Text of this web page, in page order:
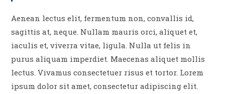
Aenean lectus elit, fermentum non, convallis id,
sagittis at, neque. Nullam mauris orci, aliquet et,
iaculis et, viverra vitae, ligula. Nulla ut felis in
purus aliquam imperdiet. Maecenas aliquet mollis
lectus. Vivamus consectetuer risus et tortor. Lorem
ipsum dolor sit amet, consectetur adipiscing elit.